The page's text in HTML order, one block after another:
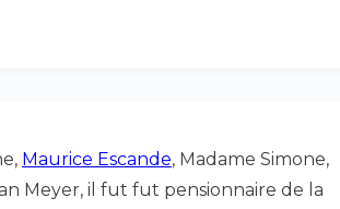
Maurice Escande, Madame Simone,
Meyer, il fut fut pensionnaire de la